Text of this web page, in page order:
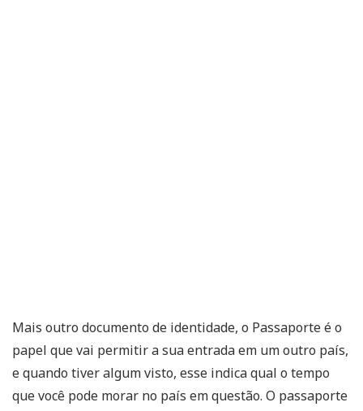
Mais outro documento de identidade, o Passaporte é o
papel que vai permitir a sua entrada em um outro país,
e quando tiver algum visto, esse indica qual o tempo
que você pode morar no país em questão. O passaporte